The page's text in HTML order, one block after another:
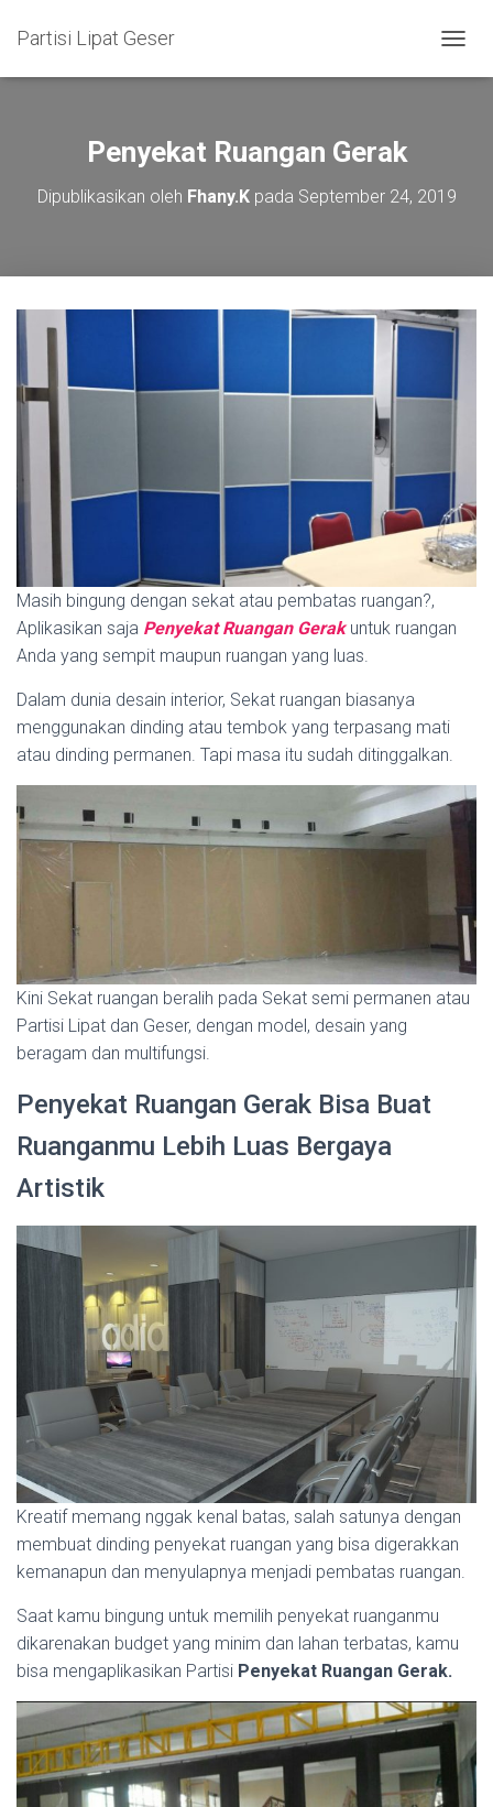
Partisi Lipat Geser
O
A
S
I
Penyekat Ruangan Gerak
Dipublikasikan oleh Fhany.Kpada September 24, 2019
Masih bingung dengan sekat atau pembatas ruangan?,
Aplikasikan saja Penyekat Ruangan Gerakuntuk ruangan
Anda yang sempit maupun ruangan yang luas.
Dalam dunia desain interior, Sekat ruangan biasanya
menggunakan dinding atau tembok yang terpasang mati
atau dinding permanen. Tapi masa itu sudah ditinggalkan.
Kini Sekat ruangan beralih pada Sekat semi permanen atau
Partisi Lipat dan Geser, dengan model, desain yang
beragam dan multifungsi.
Penyekat Ruangan Gerak Bisa Buat
Ruanganmu Lebih Luas Bergaya
Artistik
Kreatif memang nggak kenal batas, salah satunya dengan
membuat dinding penyekat ruangan yang bisa digerakkan
kemanapun dan menyulapnya menjadi pembatas ruangan.
Saat kamu bingung untuk memilih penyekat ruanganmu
dikarenakan budget yang minim dan lahan terbatas, kamu
bisa mengaplikasikan Partisi Penyekat Ruangan Gerak.